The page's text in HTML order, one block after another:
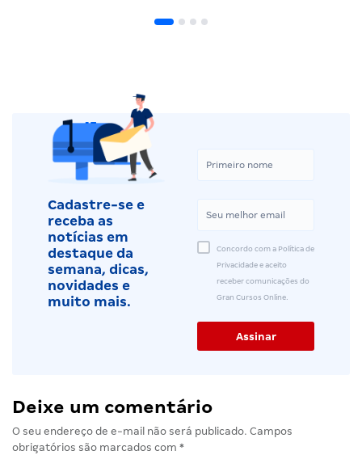
Cadastre-se e
receba as
notícias em
destaque da
semana, dicas,
novidades e
muito mais.
Concordo com a Política de
Privacidade e aceito
receber comunicações do
Gran Cursos Online.
Deixe um comentário
O seu endereço de e-mail não será publicado. Campos
obrigatórios são marcados com *